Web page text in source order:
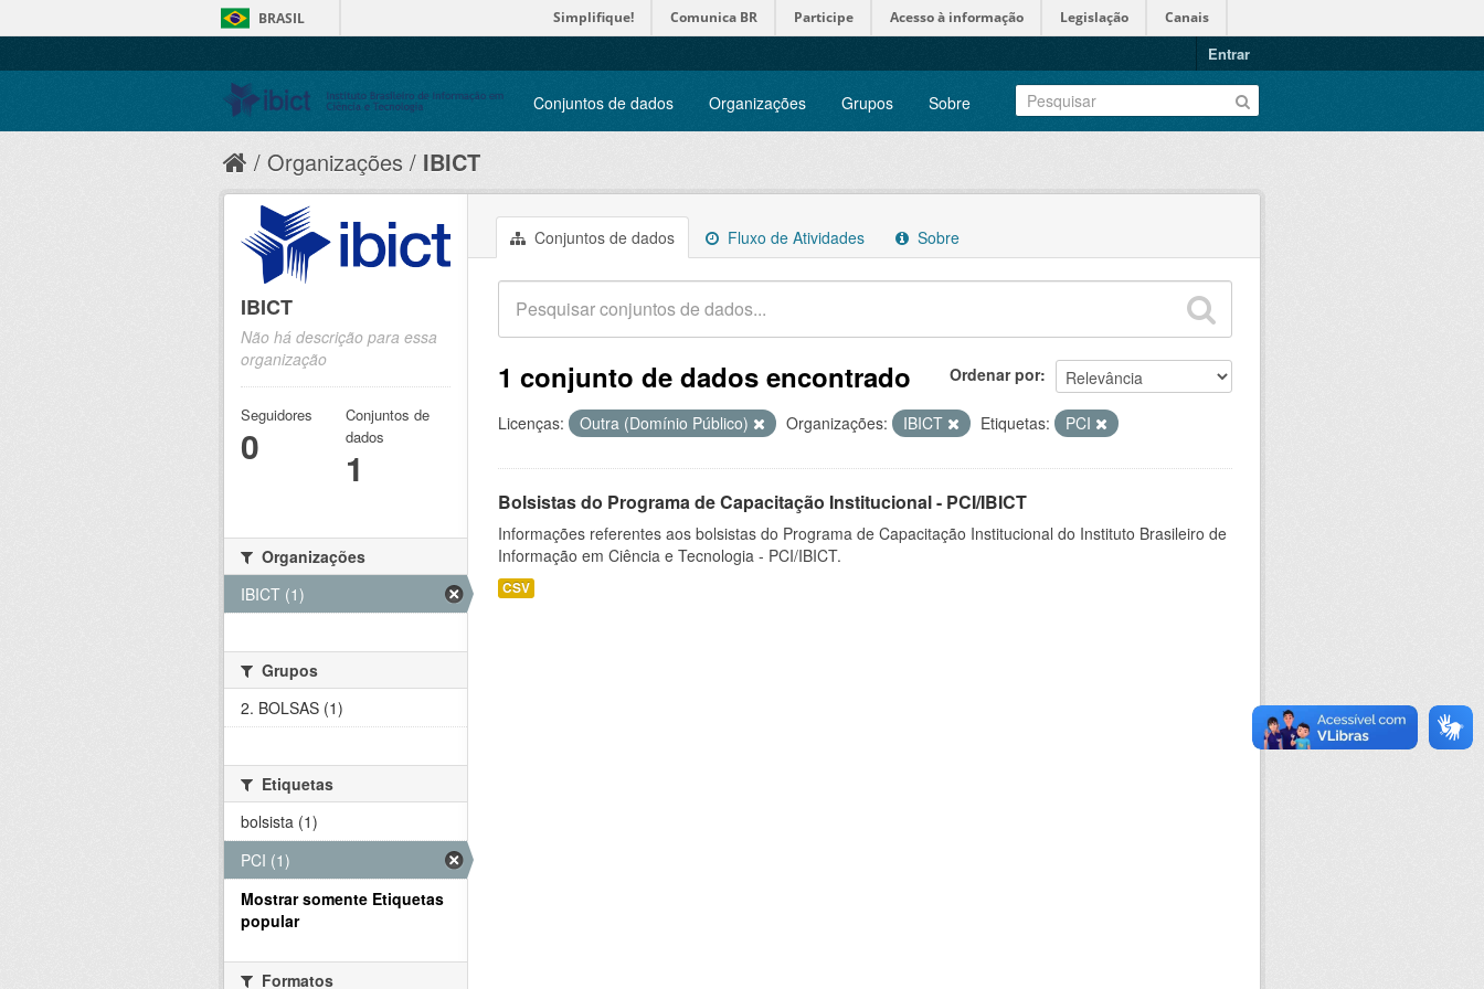
BRASIL Simplifique! Comunica BR Participe Acesso à informação Legislação Canais
Entrar
Conjuntos de dados Organizações Grupos Sobre
Organizações IBICT
Conjuntos de dados Fluxo de Atividades Sobre
Ordenar por
1 conjunto de dados encontrado
Licenças: Outra (Domínio Público) Organizações: IBICT Etiquetas: PCI
Bolsistas do Programa de Capacitação Institucional - PCI/IBICT
Informações referentes aos bolsistas do Programa de Capacitação Institucional do Instituto Brasileiro de
Informação em Ciência e Tecnologia - PCI/IBICT.
CSV
IBICT
Não há descrição para essa
organização
Seguidores
0
Conjuntos de
dados
1
Organizações
IBICT (1)
Grupos
2. BOLSAS (1)
Etiquetas
bolsista (1)
PCI (1)
Mostrar somente Etiquetas
popular
Formatos